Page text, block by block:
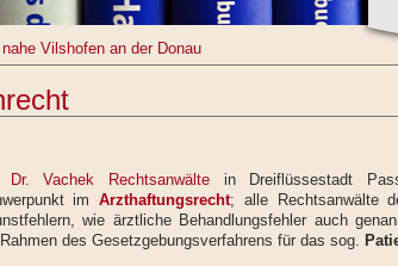
Vilshofen an der Donau
Dr. Vachek Rechtsanwälte in Dreiflüssestadt
imArzthaftungsrecht; alle Rechtsanwälte
wie ärztliche Behandlungsfehler auch
des Gesetzgebungsverfahrens für das sog.